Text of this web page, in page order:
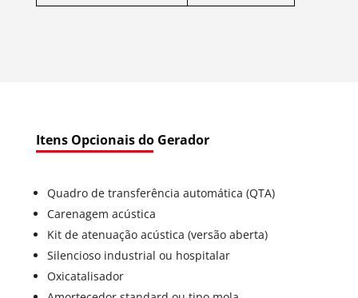
Itens Opcionais do Gerador
Quadro de transferência automática (QTA)
Carenagem acústica
Kit de atenuação acústica (versão aberta)
Silencioso industrial ou hospitalar
Oxicatalisador